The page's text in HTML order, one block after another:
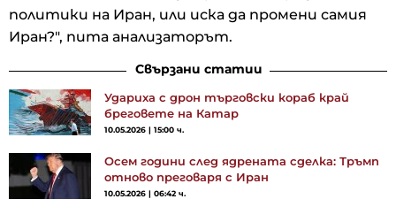
политики на Иран, или иска да промени самия
Иран?", пита анализаторът.
Свързани статии
Удариха с дрон търговски кораб край
бреговете на Катар
10.05.2026 | 15:00 ч.
Осем години след ядрената сделка: Тръмп
отново преговаря с Иран
10.05.2026 | 06:42 ч.